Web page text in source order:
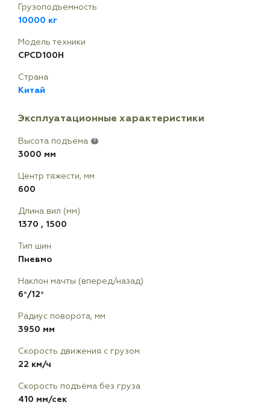
Грузоподъемность
10000 кг
Модель техники
CPCD100H
Страна
Китай
Эксплуатационные характеристики
Высота подъема ?
3000 мм
Центр тяжести, мм
600
Длина вил (мм)
1370 , 1500
Тип шин
Пневмо
Наклон мачты (вперед/назад)
6°/12°
Радиус поворота, мм
3950 мм
Скорость движения с грузом
22 км/ч
Скорость подъёма без груза
410 мм/сек